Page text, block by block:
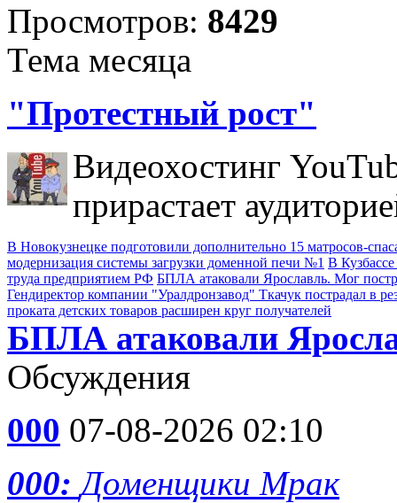
Просмотров: 8429
Тема месяца
"Протестный рост"
Видеохостинг
прирастает
В Новокузнецке подготовили дополнительно 15 матросов-
модернизация системы загрузки доменной печи №1 В
труда предприятием РФ БПЛА атаковали Ярославль. Мог
Гендиректор компании "Уралдронзавод" Ткачук пострадал в
проката детских товаров расширен круг получателей
БПЛА атаковали
Обсуждения
000 07-08-2026 02:10
000:Доменщики Мрак